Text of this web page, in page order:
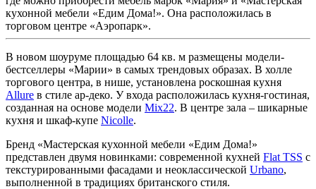
кухонной мебели «Едим Дома!». Она расположилась в
торговом центре «Аэропарк».
В новом шоуруме площадью 64 кв. м размещены модели-
бестселлеры «Марии» в самых трендовых образах. В холле
торгового центра, в нише, установлена роскошная кухня
Allure в стиле ар-деко. У входа расположилась кухня-гостиная,
созданная на основе модели Mix22. В центре зала – шикарные
кухня и шкаф-купе Nicolle.
Бренд «Мастерская кухонной мебели «Едим Дома!»
представлен двумя новинками: современной кухней Flat TSS c
текстурированными фасадами и неоклассической Urbano,
выполненной в традициях британского стиля.